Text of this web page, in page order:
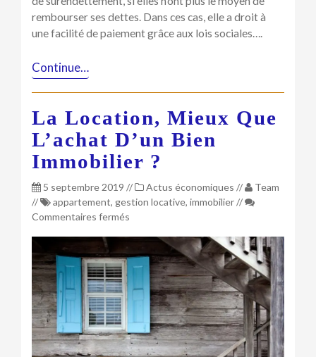
rembourser ses dettes. Dans ces cas, elle a droit à
une facilité de paiement grâce aux lois sociales….
Continue…
La Location, Mieux Que
L’achat D’un Bien
Immobilier ?
5 septembre 2019 // Actus économiques //
Team
//
appartement, gestion locative, immobilier//
Commentaires fermés
location,
mieux
l’achat
bien
immobilier
?